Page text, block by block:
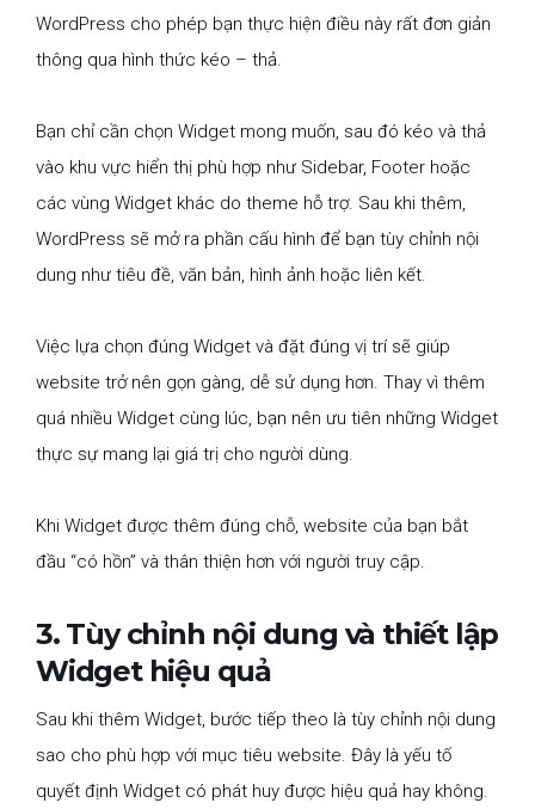
WordPress cho phép bạn thực hiện điều này rất đơn giản
thông qua hình thức kéo – thả.
Bạn chỉ cần chọn Widget mong muốn, sau đó kéo và thả
vào khu vực hiển thị phù hợp như Sidebar, Footer hoặc
các vùng Widget khác do theme hỗ trợ. Sau khi thêm,
WordPress sẽ mở ra phần cấu hình để bạn tùy chỉnh nội
dung như tiêu đề, văn bản, hình ảnh hoặc liên kết.
Việc lựa chọn đúng Widget và đặt đúng vị trí sẽ giúp
website trở nên gọn gàng, dễ sử dụng hơn. Thay vì thêm
quá nhiều Widget cùng lúc, bạn nên ưu tiên những Widget
thực sự mang lại giá trị cho người dùng.
Khi Widget được thêm đúng chỗ, website của bạn bắt
đầu “có hồn” và thân thiện hơn với người truy cập.
3. Tùy chỉnh nội dung và thiết lập
Widget hiệu quả
Sau khi thêm Widget, bước tiếp theo là tùy chỉnh nội dung
sao cho phù hợp với mục tiêu website. Đây là yếu tố
quyết định Widget có phát huy được hiệu quả hay không.